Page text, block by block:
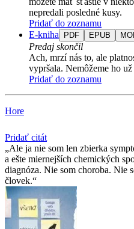
nepredali posledné kusy.
Pridať do zoznamu
E-kniha
PDF EPUB
Predaj skončil
Ach, mrzí nás to, ale
vypršala. Nemôžeme ho
Pridať do zoznamu
Hore
Pridať citát
Ale ja nie som len zbierka
a ešte miernejších chemických
diagnóza. Nie som choroba. Nie
človek.